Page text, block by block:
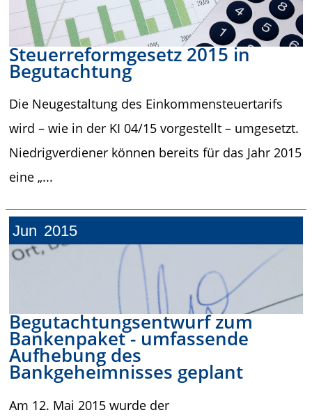
Steuerreformgesetz 2015 in
Begutachtung
Die Neugestaltung des Einkommensteuertarifs
wird – wie in der KI 04/15 vorgestellt – umgesetzt.
Niedrigverdiener können bereits für das Jahr 2015
eine „...
Jun 2015
Begutachtungsentwurf zum
Bankenpaket - umfassende
Aufhebung des
Bankgeheimnisses geplant
Am 12. Mai 2015 wurde der